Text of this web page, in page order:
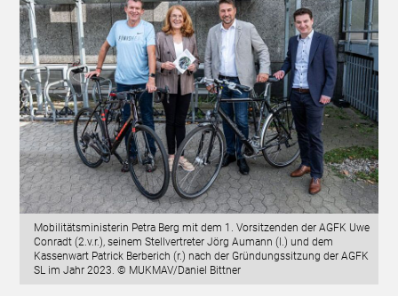
Mobilitätsministerin Petra Berg mit dem 1. Vorsitzenden der AGFK Uwe
Conradt (2.v.r.), seinem Stellvertreter Jörg Aumann (l.) und dem
Kassenwart Patrick Berberich (r.) nach der Gründungssitzung der AGFK
SL im Jahr 2023. © MUKMAV/Daniel Bittner